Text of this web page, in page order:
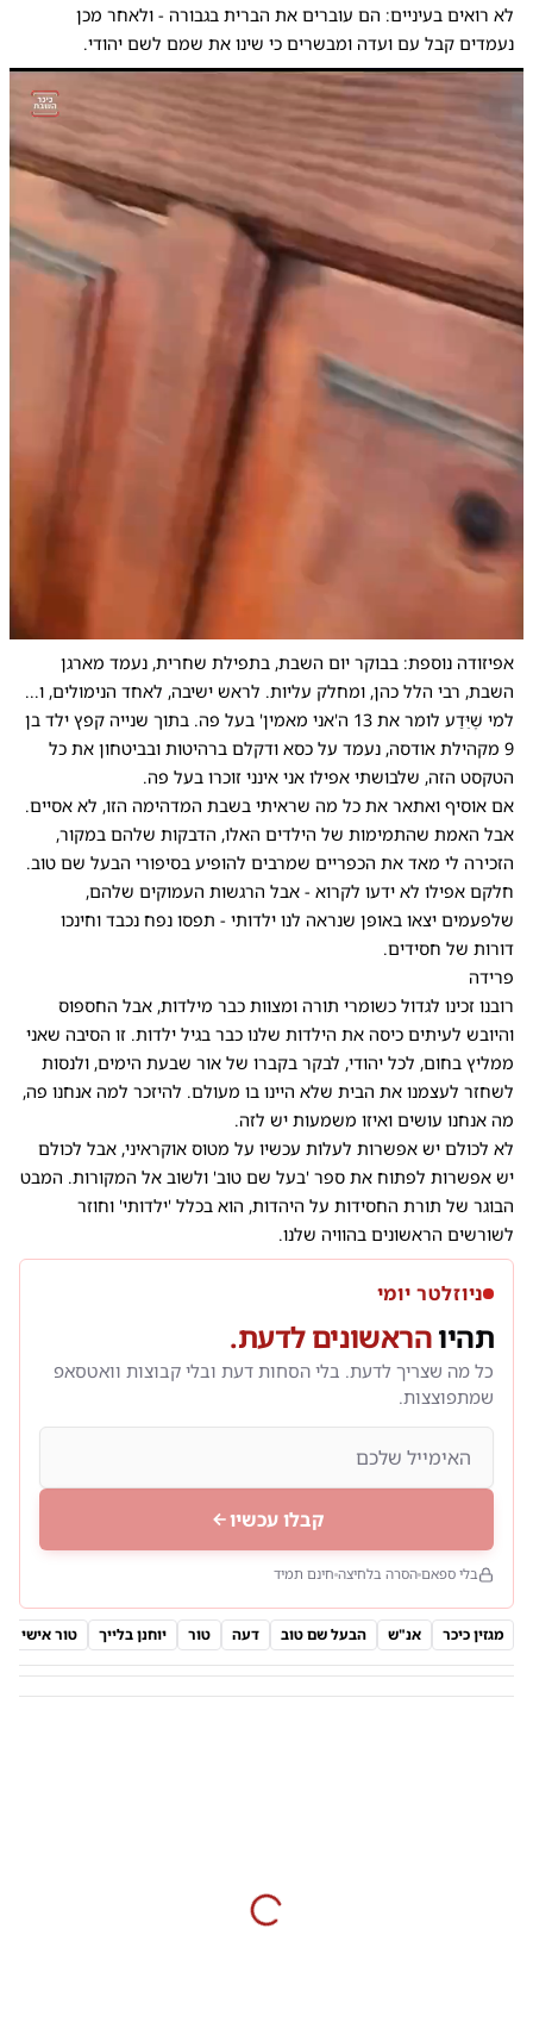
לא רואים בעיניים: הם עוברים את הברית בגבורה - ולאחר מכן
נעמדים קבל עם ועדה ומבשרים כי שינו את שמם לשם יהודי.
אפיזודה נוספת: בבוקר יום השבת, בתפילת שחרית, נעמד מארגן
השבת, רבי הלל כהן, ומחלק עליות. לראש ישיבה, לאחד הנימולים, ו...
למי שֶׁיֵּדַע לומר את 13 ה'אני מאמין' בעל פה. בתוך שנייה קפץ ילד בן
9 מקהילת אודסה, נעמד על כסא ודקלם ברהיטות ובביטחון את כל
הטקסט הזה, שלבושתי אפילו אני אינני זוכרו בעל פה.
אם אוסיף ואתאר את כל מה שראיתי בשבת המדהימה הזו, לא אסיים.
אבל האמת שהתמימות של הילדים האלו, הדבקות שלהם במקור,
הזכירה לי מאד את הכפריים שמרבים להופיע בסיפורי הבעל שם טוב.
חלקם אפילו לא ידעו לקרוא - אבל הרגשות העמוקים שלהם,
שלפעמים יצאו באופן שנראה לנו ילדותי - תפסו נפח נכבד וחינכו
דורות של חסידים.
פרידה
רובנו זכינו לגדול כשומרי תורה ומצוות כבר מילדות, אבל החספוס
והיובש לעיתים כיסה את הילדות שלנו כבר בגיל ילדות. זו הסיבה שאני
ממליץ בחום, לכל יהודי, לבקר בקברו של אור שבעת הימים, ולנסות
לשחזר לעצמנו את הבית שלא היינו בו מעולם. להיזכר למה אנחנו פה,
מה אנחנו עושים ואיזו משמעות יש לזה.
לא לכולם יש אפשרות לעלות עכשיו על מטוס אוקראיני, אבל לכולם
יש אפשרות לפתוח את ספר 'בעל שם טוב' ולשוב אל המקורות. המבט
הבוגר של תורת החסידות על היהדות, הוא בכלל 'ילדותי' וחוזר
לשורשים הראשונים בהוויה שלנו.
ניוזלטר יומי
תהיוהראשונים לדעת.
כל מה שצריך לדעת. בלי הסחות דעת ובלי קבוצות וואטסאפ
שמתפוצצות.
קבלו עכשיו
בלי ספאם הסרה בלחיצה חינם תמיד
מגזין כיכר אנ"ש הבעל שם טוב דעה טור יוחנן בלייך טור אישי